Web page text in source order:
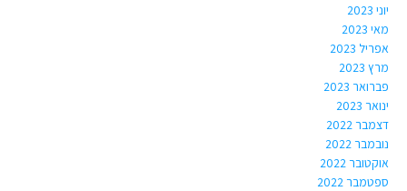
יוני 2023
מאי 2023
אפריל 2023
מרץ 2023
פברואר 2023
ינואר 2023
דצמבר 2022
נובמבר 2022
אוקטובר 2022
ספטמבר 2022